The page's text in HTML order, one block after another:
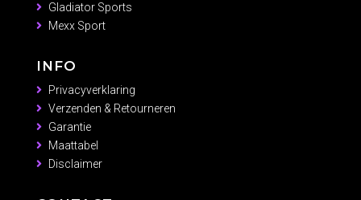
Gladiator Sports
Mexx Sport
INFO
Privacyverklaring
Verzenden & Retourneren
Garantie
Maattabel
Disclaimer